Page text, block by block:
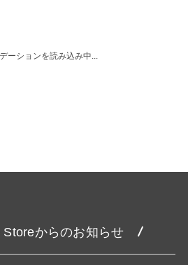
ーションを読み込み中...
Storeからのお知らせ